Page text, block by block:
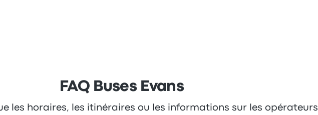
FAQ Buses Evans
les horaires, les itinéraires ou les informations sur les opérateurs